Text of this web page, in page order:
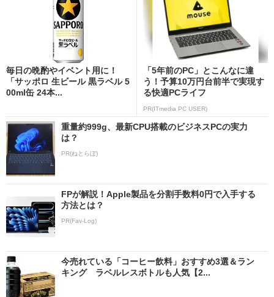
毎日の晩酌やイベント用に！
「サッポロ 生ビール 黒ラベル 5
00ml缶 24本...
「5年前のPC」とこんなに違
う！予算10万円台前半で実現す
る快適PCライフ
PR(ITmedia PC USER)
重量約999g、最新CPU搭載のビジネスPCの実力
は？
PR(ねとらぼ)
FPが解説！Apple製品を分割手数料0円で入手する
方法とは？
PR(Fav-Log)
今売れている「コーヒー飲料」おすすめ3選＆ラン
キング ラベルレスボトルも人気【2...